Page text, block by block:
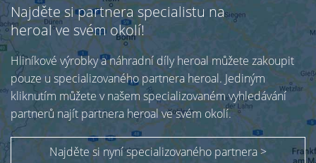
Najděte si partnera specialistu na
heroal ve svém okolí!
Hliníkové výrobky a náhradní díly heroal můžete zakoupit
pouze u specializovaného partnera heroal. Jediným
kliknutím můžete v našem specializovaném vyhledávání
partnerů najít partnera heroal ve svém okolí.
Najděte si nyní specializovaného partnera >